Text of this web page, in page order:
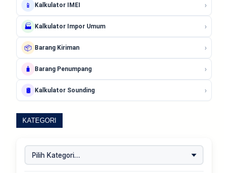
📱 Kalkulator IMEI ›
🏭 Kalkulator Impor Umum ›
📦 Barang Kiriman ›
🧳 Barang Penumpang ›
🛢️ Kalkulator Sounding ›
KATEGORI